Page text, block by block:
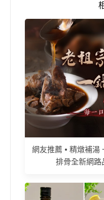
網友推薦 • 精燉補湯
排骨全新網路